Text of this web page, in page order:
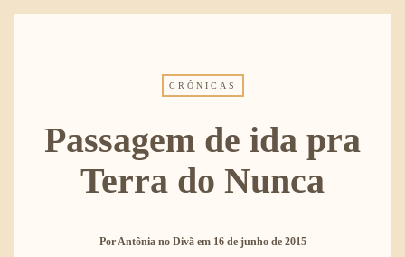
CRÔNICAS
Passagem de ida pra
Terra do Nunca
PorAntônia no Divã em 16 de junho de 2015